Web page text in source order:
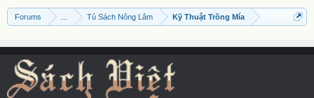
Forums Tủ Sách Nông Lâm Kỹ Thuật Trồng Mía